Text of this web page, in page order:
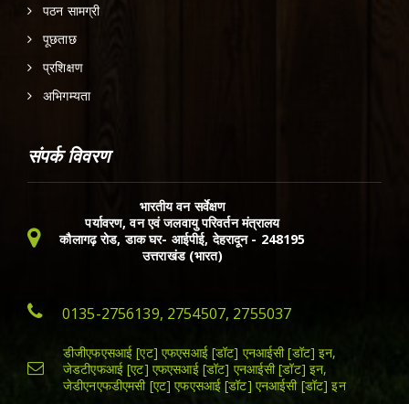
पठन सामग्री
पूछताछ
प्रशिक्षण
अभिगम्यता
संपर्क विवरण
भारतीय वन सर्वेक्षण
पर्यावरण, वन एवं जलवायु परिवर्तन मंत्रालय
कौलागढ़ रोड, डाक घर- आईपीई, देहरादून - 248195
उत्तराखंड (भारत)
0135-2756139, 2754507, 2755037
डीजीएफएसआई [एट] एफएसआई [डॉट] एनआईसी [डॉट] इन,
जेडटीएफआई [एट] एफएसआई [डॉट] एनआईसी [डॉट] इन,
जेडीएनएफडीएमसी [एट] एफएसआई [डॉट] एनआईसी [डॉट] इन